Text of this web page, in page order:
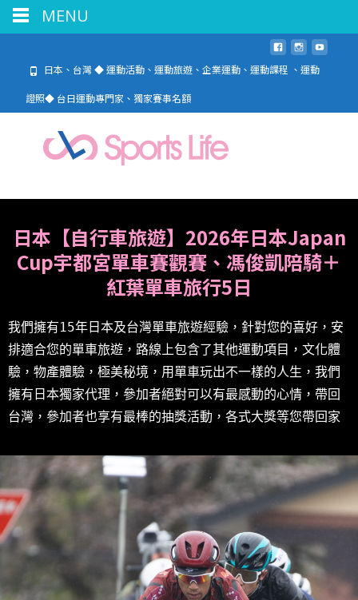
日本、台灣 ◆ 運動活動、運動旅遊、企業運動、運動課程 、運動
證照◆ 台日運動專門家、獨家賽事名額
日本【自行車旅遊】 2026年日本Japan
Cup宇都宮單車賽觀賽、馮俊凱陪騎＋
紅葉單車旅行5日
我們擁有15年日本及台灣單車旅遊經驗，針對您的喜好，安
排適合您的單車旅遊，路線上包含了其他運動項目，文化體
驗，物產體驗，極美秘境，用單車玩出不一樣的人生，我們
擁有日本獨家代理，參加者絕對可以有最感動的心情，帶回
台灣，參加者也享有最棒的抽獎活動，各式大獎等您帶回家
MENU